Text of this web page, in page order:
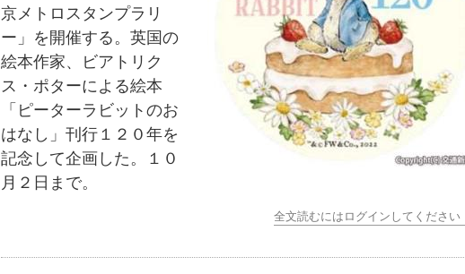
京メトロスタンプラリ
ー」を開催する。英国の
絵本作家、ビアトリク
ス・ポターによる絵本
「ピーターラビットのお
はなし」刊行１２０年を
記念して企画した。１０
月２日まで。
全文読むにはログインしてください